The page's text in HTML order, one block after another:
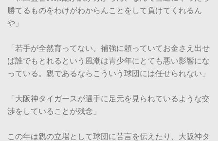
勝てるものをわけがわからんことをして負けてくれるん
や」
「若手が全然育ってない。補強に頼っていてお金さえ出せ
ば誰でもとれるという風潮は青少年にとても悪い影響にな
っている。親であるならこういう球団には任せられない」
「大阪神タイガースが選手に足元を見られているような交
渉をしていることが残念」
この年は親の立場として球団に苦言を伝えたり、大阪神タ